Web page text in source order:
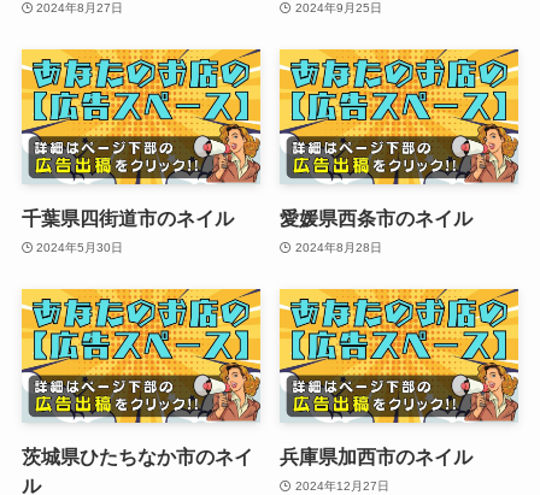
2024年8月27日 2024年9月25日
千葉県四街道市のネイル
2024年5月30日
愛媛県西条市のネイル
2024年8月28日
茨城県ひたちなか市のネイ
ル
兵庫県加西市のネイル
2024年12月27日